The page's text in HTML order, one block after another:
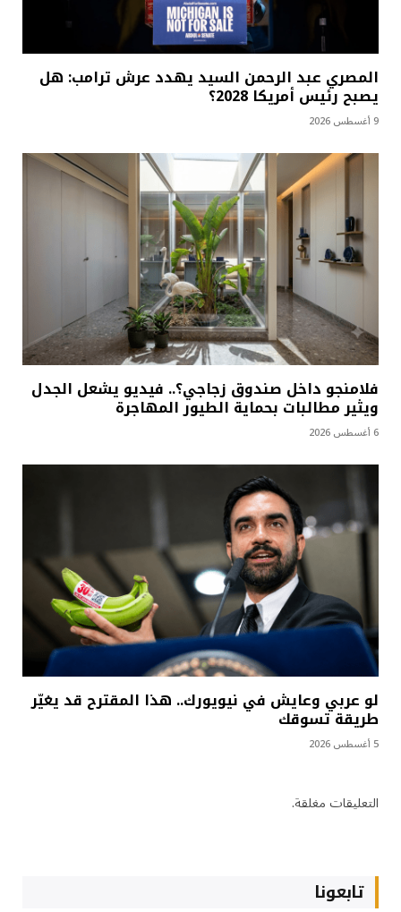
المصري عبد الرحمن السيد يهدد عرش ترامب: هل
يصبح رئيس أمريكا 2028؟
9 أغسطس 2026
فلامنجو داخل صندوق زجاجي؟.. فيديو يشعل الجدل
ويثير مطالبات بحماية الطيور المهاجرة
6 أغسطس 2026
لو عربي وعايش في نيويورك.. هذا المقترح قد يغيّر
طريقة تسوقك
5 أغسطس 2026
التعليقات مغلقة.
تابعونا